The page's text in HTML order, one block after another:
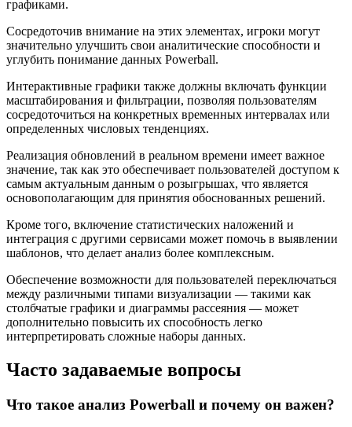
графиками.
Сосредоточив внимание на этих элементах, игроки могут
значительно улучшить свои аналитические способности и
углубить понимание данных Powerball.
Интерактивные графики также должны включать функции
масштабирования и фильтрации, позволяя пользователям
сосредоточиться на конкретных временных интервалах или
определенных числовых тенденциях.
Реализация обновлений в реальном времени имеет важное
значение, так как это обеспечивает пользователей доступом к
самым актуальным данным о розыгрышах, что является
основополагающим для принятия обоснованных решений.
Кроме того, включение статистических наложений и
интеграция с другими сервисами может помочь в выявлении
шаблонов, что делает анализ более комплексным.
Обеспечение возможности для пользователей переключаться
между различными типами визуализации — такими как
столбчатые графики и диаграммы рассеяния — может
дополнительно повысить их способность легко
интерпретировать сложные наборы данных.
Часто задаваемые вопросы
Что такое анализ Powerball и почему он важен?